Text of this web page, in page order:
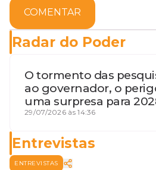
COMENTAR
Radar do Poder
O tormento das
ao governador, o
uma surpresa para
terceira guerra mundial
29/07/2026 às 14:36
Entrevistas
ENTREVISTAS